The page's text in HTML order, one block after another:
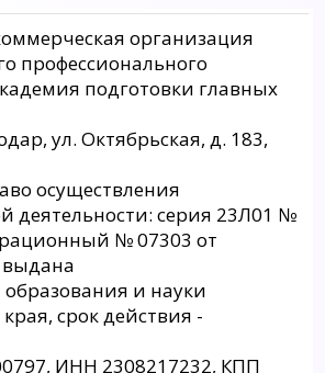
организация
профессионального
подготовки главных
ул. Октябрьская, д. 183,
осуществления
деятельности: серия 23Л01 №
№ 07303 от
выдана
и науки
срок действия -
ИНН 2308217232, КПП